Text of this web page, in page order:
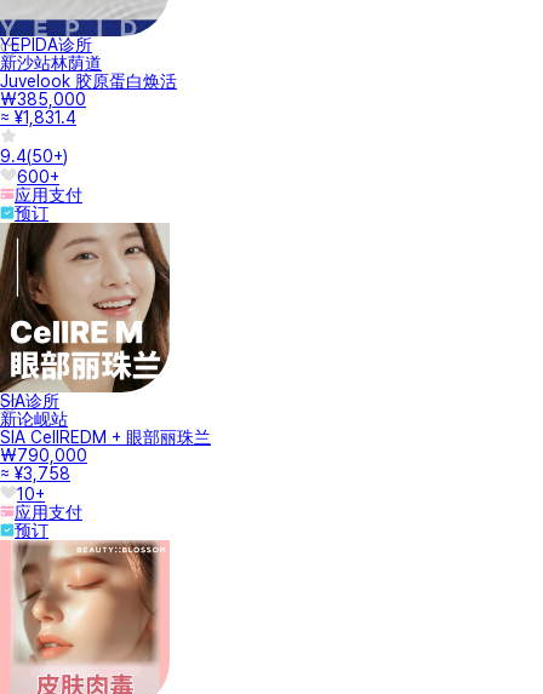
YEPIDA诊所
新沙站林荫道
Juvelook 胶原蛋白焕活
₩385,000
≈ ¥1,831.4
9.4(50+)
600+
应用支付
预订
SIA诊所
新论岘站
SIA CellREDM + 眼部丽珠兰
₩790,000
≈ ¥3,758
10+
应用支付
预订